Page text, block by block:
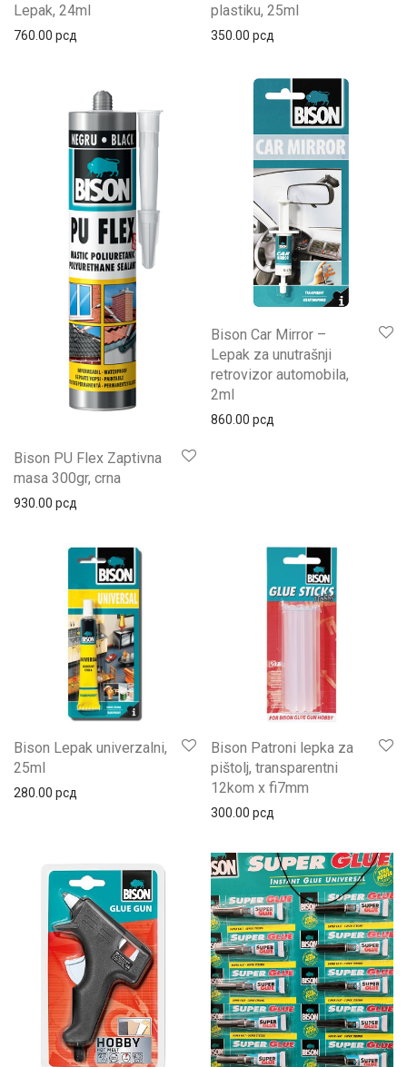
Lepak, 24ml
760.00 рсд
plastiku, 25ml
350.00 рсд
Bison PU Flex Zaptivna
masa 300gr, crna
930.00 рсд
Bison Car Mirror –
Lepak za unutrašnji
retrovizor automobila,
2ml
860.00 рсд
Bison Lepak univerzalni,
25ml
280.00 рсд
Bison Patroni lepka za
pištolj, transparentni
12kom x fi7mm
300.00 рсд